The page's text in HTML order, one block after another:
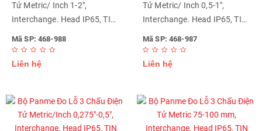
Tử Metric/ Inch 1-2",
Interchange. Head IP65, TIN
Mitutoyo, 468-988
Mã SP: 468-988
Liên hệ
Tử Metric/ Inch 0,5-1",
Interchange. Head IP65, TIN
Mitutoyo, 468-987
Mã SP: 468-987
Liên hệ